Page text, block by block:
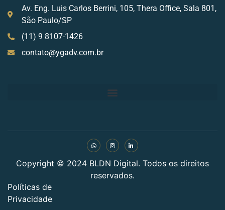
Av. Eng. Luis Carlos Berrini, 105, Thera Office, Sala 801,
São Paulo/SP
(11) 9 8107-1426
contato@ygadv.com.br
Copyright © 2024 BLDN Digital. Todos os direitos
reservados.
Políticas de
Privacidade